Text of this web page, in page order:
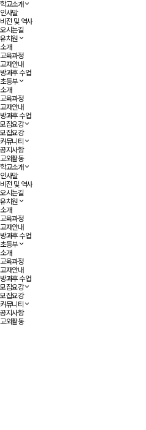
학교소개
인사말
비전 및 역사
오시는길
유치원
소개
교육과정
교재안내
방과후 수업
초등부
소개
교육과정
교재안내
방과후 수업
모집요강
모집요강
커뮤니티
공지사항
교외활동
학교소개
인사말
비전 및 역사
오시는길
유치원
소개
교육과정
교재안내
방과후 수업
초등부
소개
교육과정
교재안내
방과후 수업
모집요강
모집요강
커뮤니티
공지사항
교외활동